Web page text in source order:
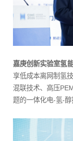
嘉庚创新实验室氢
享低成本离网制氢
混联技术、高压
题的一体化电-氢-醇